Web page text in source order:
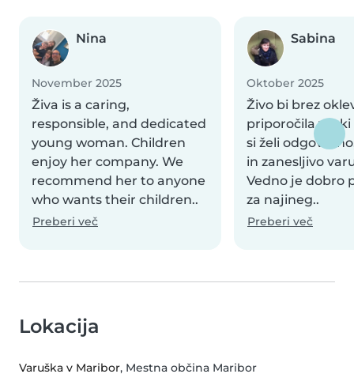
Nina
November 2025
Živa is a caring,
responsible, and dedicated
young woman. Children
enjoy her company. We
recommend her to anyone
who wants their children..
Preberi več
Sabina
Oktober 2025
Živo bi brez
priporočila
si želi
in zanesljivo
Vedno je dobro
za najineg..
Preberi več
Lokacija
Varuška v Maribor, Mestna občina Maribor